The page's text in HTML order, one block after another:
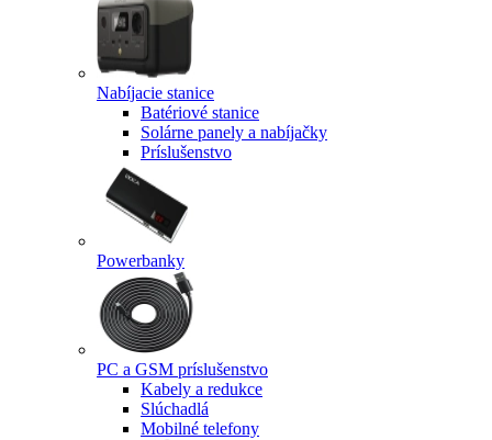
Nabíjacie stanice
Batériové stanice
Solárne panely a nabíjačky
Príslušenstvo
Powerbanky
PC a GSM príslušenstvo
Kabely a redukce
Slúchadlá
Mobilné telefony